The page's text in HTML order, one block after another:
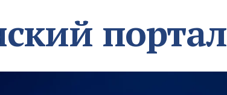
портал